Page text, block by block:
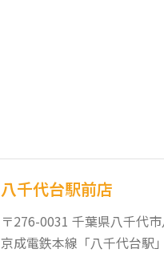
八千代台駅前店
〒276-0031 千葉県八千代
京成電鉄本線「八千代台駅